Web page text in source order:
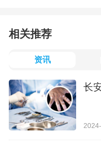
相关推荐
资讯
长